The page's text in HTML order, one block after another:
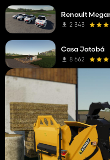
2 343
Casa Jatobá
8 662